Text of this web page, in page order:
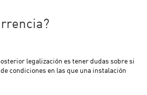
legalización es tener dudas sobre si
condiciones en las que una instalación